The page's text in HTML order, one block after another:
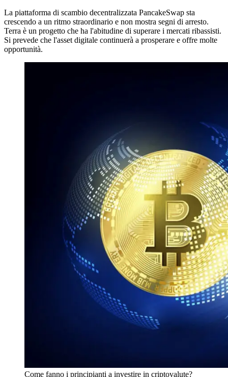
La piattaforma di scambio decentralizzata PancakeSwap sta
crescendo a un ritmo straordinario e non mostra segni di arresto.
Terra è un progetto che ha l'abitudine di superare i mercati ribassisti.
Si prevede che l'asset digitale continuerà a prosperare e offre molte
opportunità.
Come fanno i principianti a investire in criptovalute?